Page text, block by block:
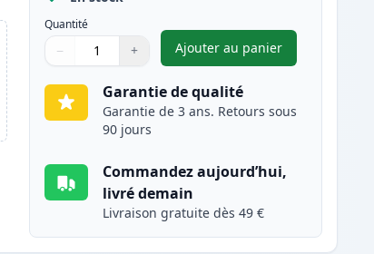
Quantité
Quantité
Utilisez les boutons pour ajuster
− +
Quantité
Ajouter au panier
,Pack de 4 Brother
Garantie de qualité
Garantie de 3 ans. Retours sous
90 jours
Commandez aujourd’hui,
livré demain
Livraison gratuite dès 49 €